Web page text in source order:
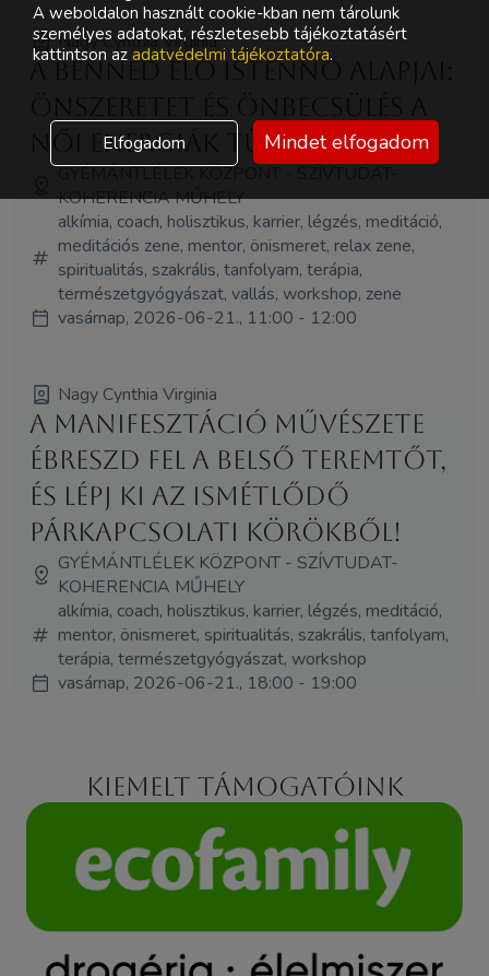
Nagy Cynthia Virginia
A benned élő Istennő alapjai:
női energiák tükrében
GYÉMÁNTLÉLEK KÖZPONT - SZÍVTUDAT-
KOHERENCIA MŰHELY
alkímia, coach, holisztikus, karrier, légzés, meditáció,
meditációs zene, mentor, önismeret, relax zene,
spiritualitás, szakrális, tanfolyam, terápia,
természetgyógyászat, vallás, workshop, zene
vasárnap, 2026-06-21., 11:00 - 12:00
Nagy Cynthia Virginia
A Manifesztáció Művészete
Ébreszd fel a belső Teremtőt,
és lépj ki az ismétlődő
párkapcsolati körökből!
GYÉMÁNTLÉLEK KÖZPONT - SZÍVTUDAT-
KOHERENCIA MŰHELY
alkímia, coach, holisztikus, karrier, légzés, meditáció,
mentor, önismeret, spiritualitás, szakrális, tanfolyam,
terápia, természetgyógyászat, workshop
vasárnap, 2026-06-21., 18:00 - 19:00
Kiemelt támogatóink
A weboldalon használt cookie-kban nem tárolunk
személyes adatokat, részletesebb tájékoztatásért
kattintson az adatvédelmi tájékoztatóra.
Elfogadom Mindet elfogadom